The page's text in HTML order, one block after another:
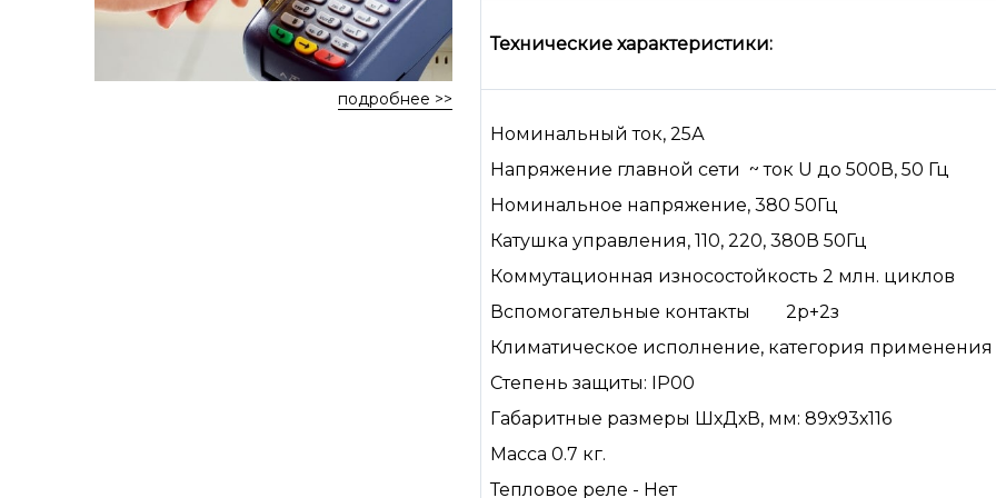
подробнее >>
Технические характеристики:
Номинальный ток, 25А
Напряжение главной сети ~ ток U до 500В, 50 Гц
Номинальное напряжение, 380 50Гц
Катушка управления, 110, 220, 380В 50Гц
Коммутационная износостойкость 2 млн. циклов
Вспомогательные контакты 2р+2з
Климатическое исполнение, категория
Степень защиты: IP00
Габаритные размеры ШхДхВ, мм: 89х93х116
Масса 0.7 кг.
Тепловое реле - Нет